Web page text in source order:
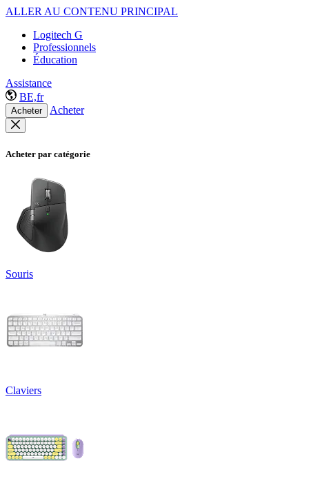
ALLER AU CONTENU PRINCIPAL
Logitech G
Professionnels
Éducation
Assistance
BE,fr
Acheter Acheter
Acheter par catégorie
Souris
Claviers